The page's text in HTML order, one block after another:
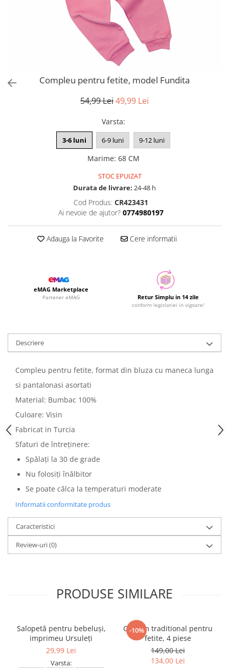
Compleu pentru fetite, model Fundita
54,99 Lei49,99 Lei
Varsta:
3-6 luni 6-9 luni 9-12 luni
Marime: 68 CM
STOC EPUIZAT
Durata de livrare: 24-48 h
Cod Produs: CR423431
Ai nevoie de ajutor? 0774980197
Adauga la Favorite Cere informatii
eMAG Marketplace
Partener eMAG Retur Simplu in 14 zile
conform legislatiei in vigoare!
Descriere
Compleu pentru fetite, format din bluza cu maneca lunga
si pantalonasi asortati
Material: Bumbac 100%
Culoare: Visin
Fabricat in Turcia
Sfaturi de întreținere:
Spălați la 30 de grade
Nu folosiți înălbitor
Se poate călca la temperaturi moderate
Informatii conformitate produs
Caracteristici
Review-uri(0)
PRODUSE SIMILARE
Salopetă pentru bebeluși,
imprimeu Ursuleți
29,99 Lei
Varsta:
-10%
Costum traditional pentru
fetite, 4 piese
149,00 Lei
134,00 Lei